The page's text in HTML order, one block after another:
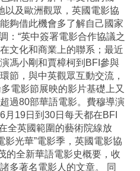
以及歐洲觀眾，英國電影協
夠借此機會多了解自己國家
：“英中簽署電影合作協議之
文化和商業上的聯系；最近
馮小剛和賈樟柯到BFI參與
節，與中英觀眾互動交流，
電影節展映的影片基礎上又
過80部華語電影。費穆導演
月19日到30日每天都在BFI
全英國範圍的藝術院線放
影光華”電影季，英國電影協
的全新華語電影史概要，收
多著名電影人的文章。 同